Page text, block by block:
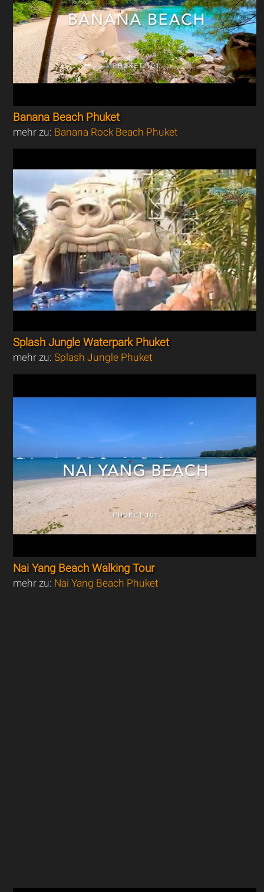
Banana Beach Phuket
mehr zu: Banana Rock Beach Phuket
Splash Jungle Waterpark Phuket
mehr zu:Splash Jungle Phuket
Nai Yang Beach Walking Tour
mehr zu: Nai Yang Beach Phuket